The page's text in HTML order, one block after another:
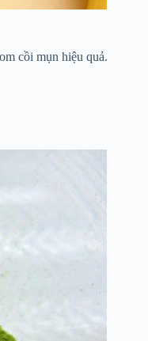
cồi mụn hiệu quả.